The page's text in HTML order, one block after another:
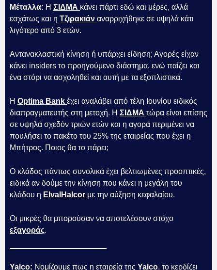
Μέταλλα: Η ΣΙΔΜΑ κάνει πάρτι εδώ και μέρες, αλλά
εσχάτως και η Τζιρακιάν αναρριχήθηκε σε υψηλά κάτι
λιγότερο από 3 ετών.
Αντανακλαστική κίνηση ή υπάρχει είδηση; Αγορές είχαν
κάνει insiders το προηγούμενο διάστημα, ενώ παίζει και
ένα στόρι να ασχοληθεί και αυτή με τα εξοπλιστικά.
Η Optima Bank έχει αναλάβει από τέλη Ιουνίου ειδικός
διαπραγματευτής στη μετοχή. Η ΣΙΔΜΑ τώρα είναι επίσης
σε υψηλά σχεδόν τριών ετών και η αγορά περιμένει να
πουλήσει το πακέτο του 25% της εταιρείας που έχει η
Μπήτρος. Ποιος θα το πάρει;
Ο κλάδος πάντως συνολικά έχει βελτιωμένες προοπτικές,
ειδικά αν δούμε την κίνηση που κάνει η μεγάλη του
κλάδου η ElvalHalcor με την αύξηση κεφαλαίου.
Οι μικρές θα μπορούσαν να αποτελέσουν στόχο
εξαγοράς.
Yalco: Νομίζουμε πως η εταιρεία της Yalco, το κερδίζει